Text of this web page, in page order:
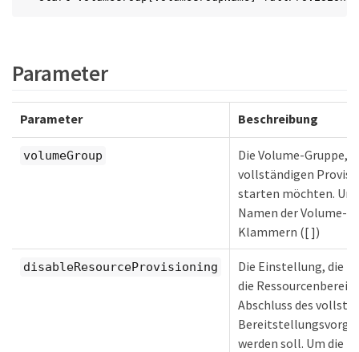
Parameter
Parameter Beschreibung
volumeGroup
Die Volume-Gruppe,
vollständigen
starten möchten.
Namen der Volume-
Klammern ([ ])
disableResourceProvisioning
Die Einstellung, die
die
Abschluss des
werden soll. Um die